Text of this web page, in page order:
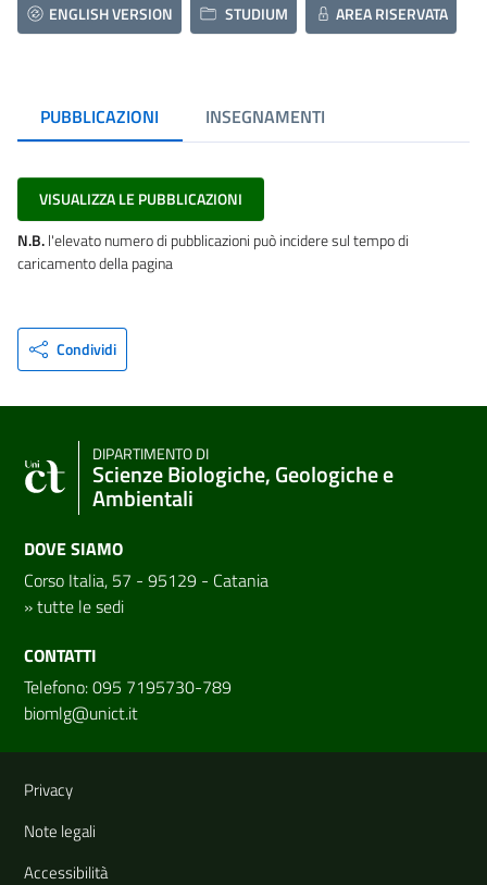
ENGLISH VERSION STUDIUM AREA RISERVATA
PUBBLICAZIONI INSEGNAMENTI
VISUALIZZA LE PUBBLICAZIONI
N.B.l'elevato numero di pubblicazioni può incidere sul tempo di
caricamento della pagina
Condividi
DIPARTIMENTO DI
Scienze Biologiche, Geologiche e
Ambientali
DOVE SIAMO
Corso Italia, 57 - 95129 - Catania
»tutte le sedi
CONTATTI
Telefono: 095 7195730-789
biomlg@unict.it
Link e informazioni utili
Privacy
Note legali
Accessibilità